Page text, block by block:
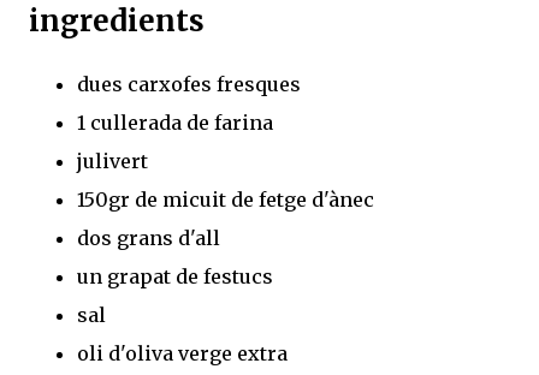
ingredients
dues carxofes fresques
1 cullerada de farina
julivert
150gr de micuit de fetge d'ànec
dos grans d'all
un grapat de festucs
sal
oli d'oliva verge extra